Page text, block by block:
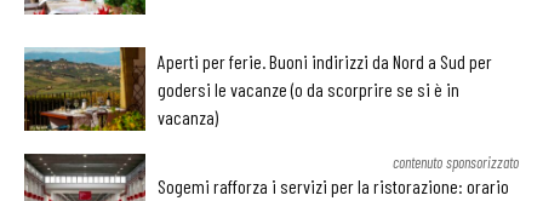
Aperti per ferie. Buoni indirizzi da Nord a Sud per
godersi le vacanze (o da scorprire se si è in
vacanza)
contenuto sponsorizzato
Sogemi rafforza i servizi per la ristorazione: orario